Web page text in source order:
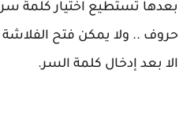
حروف .. ولا يمكن فتح الفلاشة
الا بعد إدخال كلمة السر.